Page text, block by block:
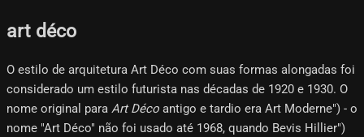
art déco
O estilo de arquitetura Art Déco com suas formas alongadas foi
considerado um estilo futurista nas décadas de 1920 e 1930. O
nome original para Art Déco antigo e tardio era Art Moderne") - o
nome "Art Déco" não foi usado até 1968, quando Bevis Hillier")